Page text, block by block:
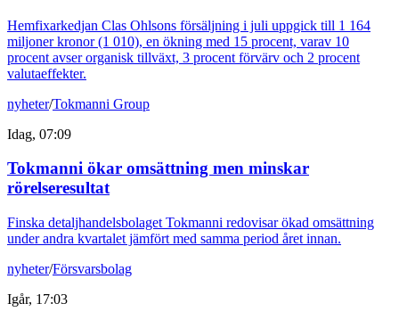
Hemfixarkedjan Clas Ohlsons försäljning i juli uppgick till 1 164
miljoner kronor (1 010), en ökning med 15 procent, varav 10
procent avser organisk tillväxt, 3 procent förvärv och 2 procent
valutaeffekter.
nyheter/Tokmanni Group
Idag, 07:09
Tokmanni ökar omsättning men minskar
rörelseresultat
Finska detaljhandelsbolaget Tokmanni redovisar ökad omsättning
under andra kvartalet jämfört med samma period året innan.
nyheter/Försvarsbolag
Igår, 17:03